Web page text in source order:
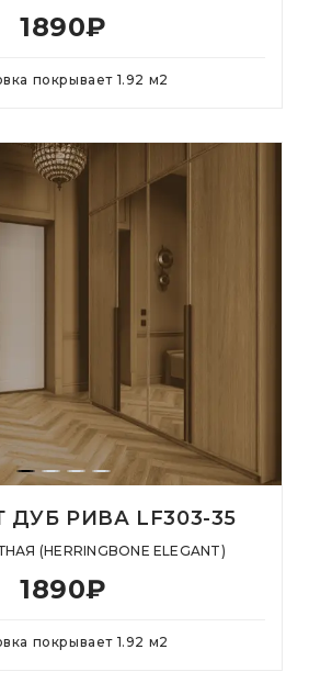
1890₽
покрывает 1.92 м2
РИВА LF303-35
(HERRINGBONE ELEGANT)
1890₽
покрывает 1.92 м2